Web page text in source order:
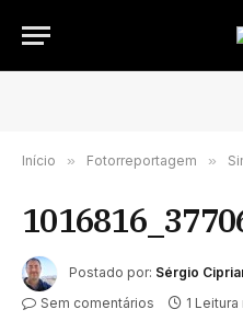
Início » Fotorreportagem »
Postado por: Sérgio
Sem comentários
1 Leitura